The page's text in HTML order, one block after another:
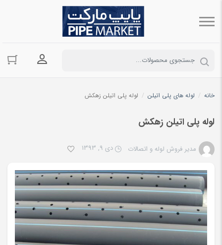
ورود به
خانه / لوله های پلی اتیلن / لوله پلی اتیلن زهکش
لوله پلی اتیلن زهکش
مدیر فروش لوله و اتصالات دی 9, 1393